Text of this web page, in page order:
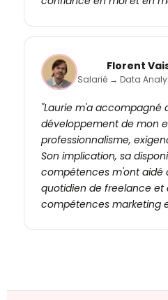
Florent
Salarié → Data
"Laurie m'a accompagné
développement de mon
professionnalisme,
Son implication, sa
compétences m'ont aidé
quotidien de freelance et
compétences marketing